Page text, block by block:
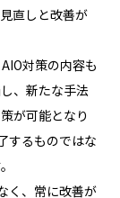
直しと改善が
対策の内容も
、新たな手法
が可能となり
するものではな
く、常に改善が